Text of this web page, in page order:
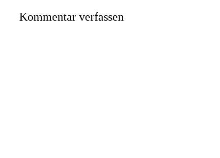
Kommentar verfassen